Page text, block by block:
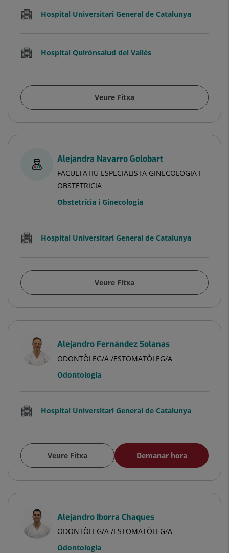
Hospital Universitari General de Catalunya
Hospital Quirónsalud del Vallès
Veure Fitxa
Alejandra Navarro Golobart
FACULTATIU ESPECIALISTA GINECOLOGIA I
OBSTETRICIA
Obstetrícia i Ginecologia
Hospital Universitari General de Catalunya
Veure Fitxa
Alejandro Fernández Solanas
ODONTÒLEG/A /ESTOMATÒLEG/A
Odontologia
Hospital Universitari General de Catalunya
Veure Fitxa Demanar hora
Alejandro Iborra Chaques
ODONTÒLEG/A /ESTOMATÒLEG/A
Odontologia